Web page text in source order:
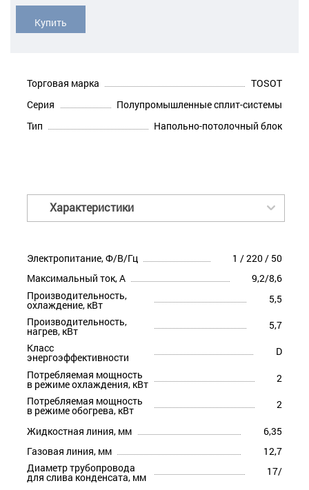
Купить
Торговая марка
TOSOT
Серия
Полупромышленные сплит-системы
Тип
Напольно-потолочный блок
Характеристики
Электропитание, Ф/В/Гц
1 / 220 / 50
Максимальный ток, А
9,2/8,6
Производительность,
охлаждение, кВт
5,5
Производительность,
нагрев, кВт
5,7
Класс
энергоэффективности
D
Потребляемая мощность
в режиме охлаждения, кВт
2
Потребляемая мощность
в режиме обогрева, кВт 2
Жидкостная линия, мм
6,35
Газовая линия, мм
12,7
Диаметр трубопровода
для слива конденсата, мм 17/